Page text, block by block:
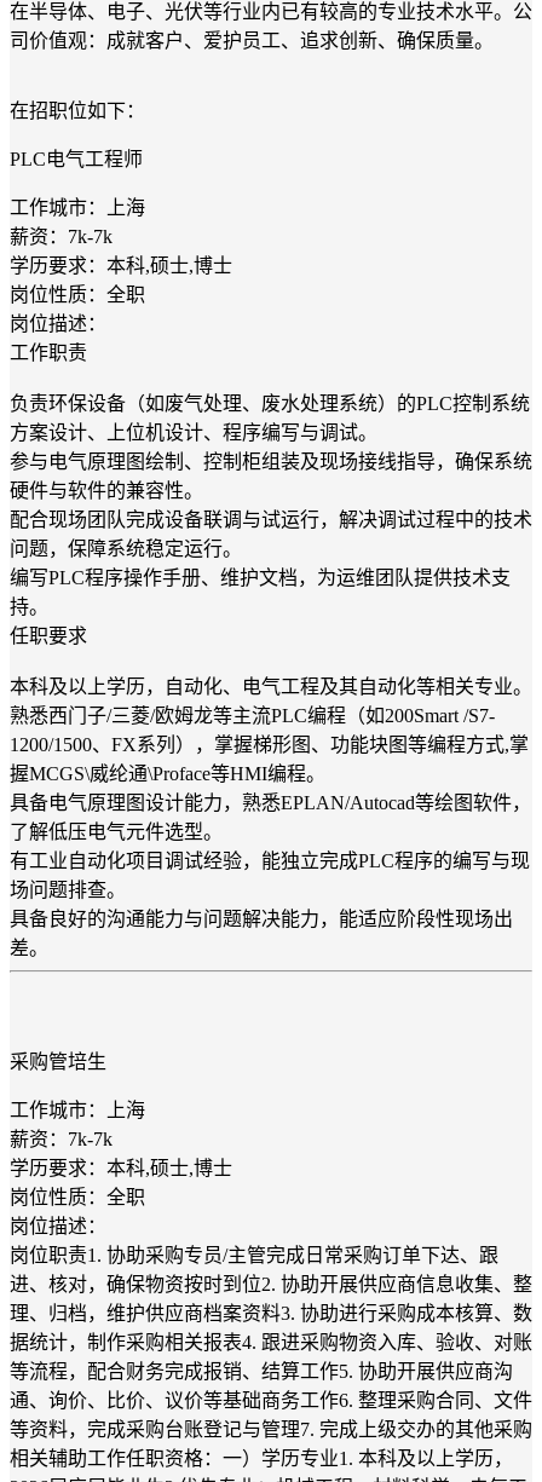
在半导体、电子、光伏等行业内已有较高的专业技术水平。公
司价值观：成就客户、爱护员工、追求创新、确保质量。
在招职位如下：
PLC电气工程师
工作城市：上海
薪资：7k-7k
学历要求：本科,硕士,博士
岗位性质：全职
岗位描述：
工作职责
负责环保设备（如废气处理、废水处理系统）的PLC控制系统
方案设计、上位机设计、程序编写与调试。
参与电气原理图绘制、控制柜组装及现场接线指导，确保系统
硬件与软件的兼容性。
配合现场团队完成设备联调与试运行，解决调试过程中的技术
问题，保障系统稳定运行。
编写PLC程序操作手册、维护文档，为运维团队提供技术支
持。
任职要求
本科及以上学历，自动化、电气工程及其自动化等相关专业。
熟悉西门子/三菱/欧姆龙等主流PLC编程（如200Smart /S7-
1200/1500、FX系列），掌握梯形图、功能块图等编程方式,掌
握MCGS\威纶通\Proface等HMI编程。
具备电气原理图设计能力，熟悉EPLAN/Autocad等绘图软件，
了解低压电气元件选型。
有工业自动化项目调试经验，能独立完成PLC程序的编写与现
场问题排查。
具备良好的沟通能力与问题解决能力，能适应阶段性现场出
差。
采购管培生
工作城市：上海
薪资：7k-7k
学历要求：本科,硕士,博士
岗位性质：全职
岗位描述：
岗位职责1. 协助采购专员/主管完成日常采购订单下达、跟
进、核对，确保物资按时到位2. 协助开展供应商信息收集、整
理、归档，维护供应商档案资料3. 协助进行采购成本核算、数
据统计，制作采购相关报表4. 跟进采购物资入库、验收、对账
等流程，配合财务完成报销、结算工作5. 协助开展供应商沟
通、询价、比价、议价等基础商务工作6. 整理采购合同、文件
等资料，完成采购台账登记与管理7. 完成上级交办的其他采购
相关辅助工作任职资格：一）学历专业1. 本科及以上学历，